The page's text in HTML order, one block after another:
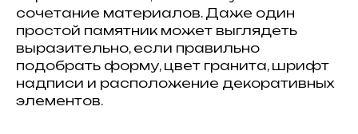
сочетание материалов. Даже один
простой памятник может выглядеть
выразительно, если правильно
подобрать форму, цвет гранита, шрифт
надписи и расположение декоративных
элементов.